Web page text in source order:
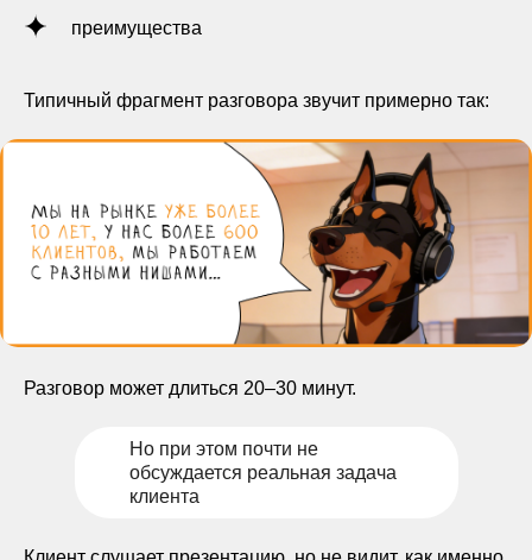
преимущества
Типичный фрагмент разговора звучит примерно так:
Разговор может длиться 20–30 минут.
Но при этом почти не
обсуждается реальная задача
клиента